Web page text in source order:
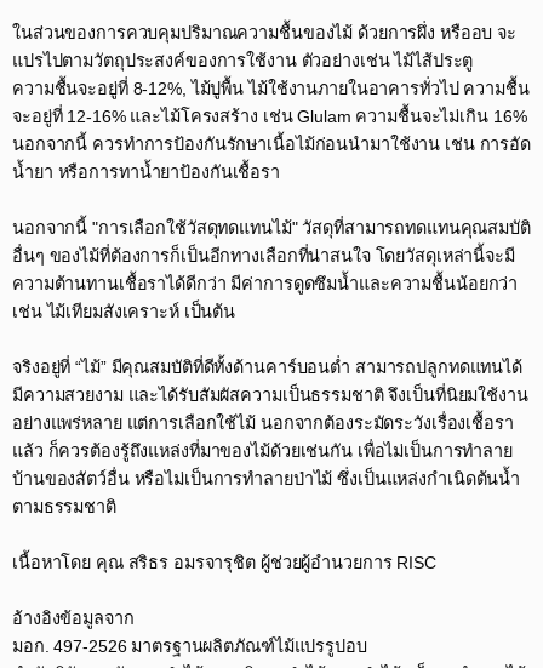
ในส่วนของการควบคุมปริมาณความชื้นของไม้ ด้วยการผึ่ง หรืออบ จะ
แปรไปตามวัตถุประสงค์ของการใช้งาน ตัวอย่างเช่น ไม้ไส้ประตู
ความชื้นจะอยู่ที่ 8-12%, ไม้ปูพื้น ไม้ใช้งานภายในอาคารทั่วไป ความชื้น
จะอยู่ที่ 12-16% และไม้โครงสร้าง เช่น Glulam ความชื้นจะไม่เกิน 16%
นอกจากนี้ ควรทำการป้องกันรักษาเนื้อไม้ก่อนนำมาใช้งาน เช่น การอัด
น้ำยา หรือการทาน้ำยาป้องกันเชื้อรา​
นอกจากนี้ "การเลือกใช้วัสดุทดแทนไม้" วัสดุที่สามารถทดแทนคุณสมบัติ
อื่นๆ ของไม้ที่ต้องการก็เป็นอีกทางเลือกที่น่าสนใจ โดยวัสดุเหล่านี้จะมี
ความต้านทานเชื้อราได้ดีกว่า มีค่าการดูดซึมน้ำและความชื้นน้อยกว่า
เช่น ไม้เทียมสังเคราะห์ เป็นต้น​
จริงอยู่ที่ “ไม้” มีคุณสมบัติที่ดีทั้งด้านคาร์บอนต่ำ สามารถปลูกทดแทนได้
มีความสวยงาม และได้รับสัมผัสความเป็นธรรมชาติ จึงเป็นที่นิยมใช้งาน
อย่างแพร่หลาย แต่การเลือกใช้ไม้ นอกจากต้องระมัดระวังเรื่องเชื้อรา
แล้ว ก็ควรต้องรู้ถึงแหล่งที่มาของไม้ด้วยเช่นกัน เพื่อไม่เป็นการทำลาย
บ้านของสัตว์อื่น หรือไม่เป็นการทำลายป่าไม้ ซึ่งเป็นแหล่งกำเนิดต้นน้ำ
ตามธรรมชาติ​
เนื้อหาโดย คุณ สริธร อมรจารุชิต ผู้ช่วยผู้อำนวยการ RISC​
อ้างอิงข้อมูลจาก​
มอก. 497-2526 มาตรฐานผลิตภัณฑ์ไม้แปรรูปอบ​